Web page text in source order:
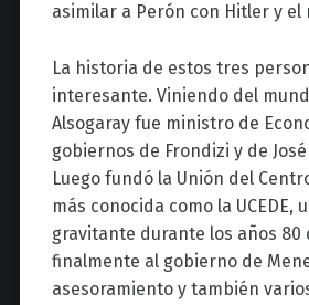
asimilar a Perón con Hitler y el
La historia de estos tres
interesante. Viniendo del
Alsogaray fue ministro de
gobiernos de Frondizi y de
Luego fundó la Unión del
más conocida como la UCEDE,
gravitante durante los años 80
finalmente al gobierno de
asesoramiento y también